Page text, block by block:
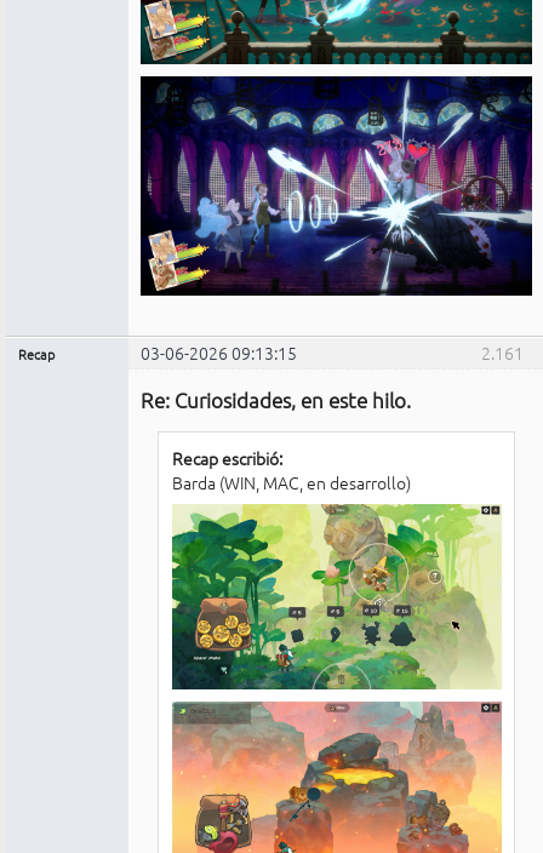
2.161
Recap 03-06-2026 09:13:15
Re: Curiosidades, en este hilo.
Recap escribió:
Barda (WIN, MAC, en desarrollo)